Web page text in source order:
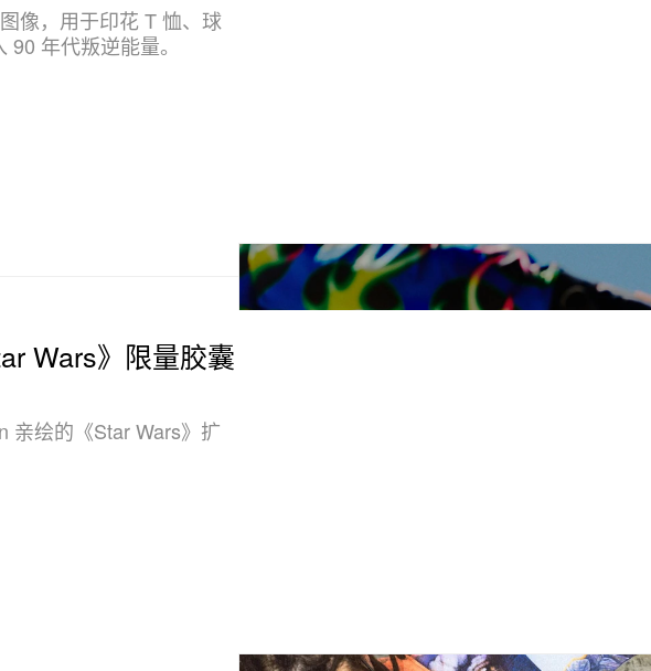
像，用于印花 T 恤、球
年代叛逆能量。
Wars》限量胶囊
亲绘的《Star Wars》扩